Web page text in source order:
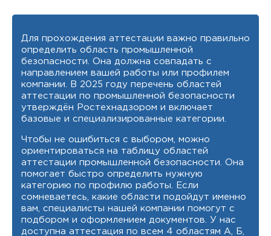
Для прохождения аттестации важно правильно
определить область промышленной
безопасности. Она должна совпадать с
направлением вашей работы или профилем
компании. В 2025 году перечень областей
аттестации по промышленной безопасности
утверждён Ростехнадзором и включает
базовые и специализированные категории.
Чтобы не ошибиться с выбором, можно
ориентироваться на таблицу областей
аттестации промышленной безопасности. Она
помогает быстро определить нужную
категорию по профилю работы. Если
сомневаетесь, какие области подойдут именно
вам, специалисты нашей компании помогут с
подбором и оформлением документов. У нас
доступна аттестация по всем 4 областям А, Б,